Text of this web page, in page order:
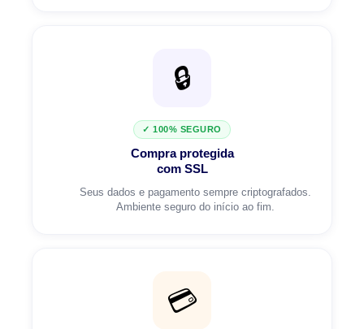
🔒
✓ 100% SEGURO
Compra protegida
com SSL
Seus dados e pagamento sempre criptografados.
Ambiente seguro do início ao fim.
💳